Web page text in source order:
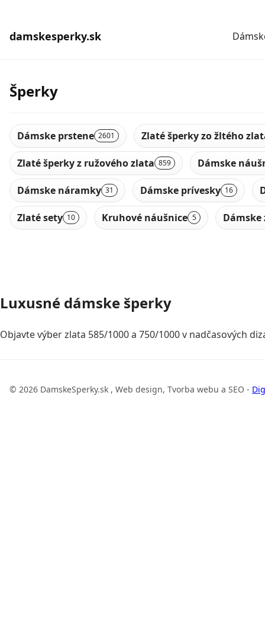
damskesperky.sk
Šperky
Dámske prstene 2601 Zlaté šperky zo žltého
Zlaté šperky z ružového zlata 859 Dámske
Dámske náramky 31 Dámske prívesky 16
Zlaté sety 10 Kruhové náušnice 5
Luxusné dámske šperky
Objavte výber zlata 585/1000 a 750/1000 v nadčasových
© 2026 DamskeSperky.sk , Web design, Tvorba webu a SEO -